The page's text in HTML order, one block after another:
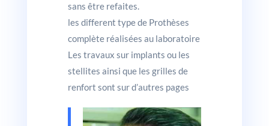
sans être refaites.
les different type de Prothèses
complète réalisées au laboratoire
Les travaux sur implants ou les
stellites ainsi que les grilles de
renfort sont sur d’autres pages